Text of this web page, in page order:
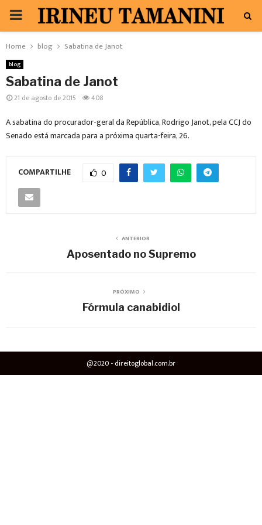
PRIMARY
MENU
Home blog Sabatina de Janot
blog
Sabatina de Janot
21 de agosto de 2015 408
A sabatina do procurador-geral da República, Rodrigo Janot, pela CCJ do
Senado está marcada para a próxima quarta-feira, 26.
COMPARTILHE 0
ANTERIOR
Aposentado no Supremo
PRÓXIMO
Fórmula canabidiol
@2020 - direitoglobal.com.br